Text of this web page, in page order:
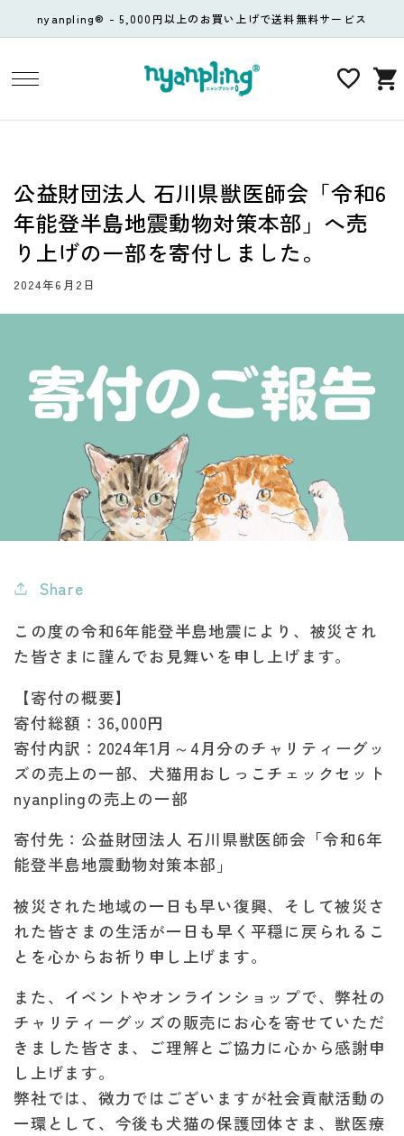
ンツに
進む
nyanpling® - 5,000円以上のお買い上げで送料無料サービス
ー
公益財団法人 石川県獣医師会「令和6
年能登半島地震動物対策本部」へ売
り上げの一部を寄付しました。
2024年6月2日
Share
この度の令和6年能登半島地震により、被災され
た皆さまに謹んでお見舞いを申し上げます。
【寄付の概要】
寄付総額：36,000円
寄付内訳： 2024年1月～4月分のチャリティーグッ
ズの売上の一部、犬猫用おしっこチェックセット
nyanplingの売上の一部
寄付先：公益財団法人 石川県獣医師会「令和6年
能登半島地震動物対策本部」
被災された地域の一日も早い復興、そして被災さ
れた皆さまの生活が一日も早く平穏に戻られるこ
とを心からお祈り申し上げます。
また、イベントやオンラインショップで、弊社の
チャリティーグッズの販売にお心を寄せていただ
きました皆さま、ご理解とご協力に心から感謝申
し上げます。
弊社では、微力ではございますが社会貢献活動の
一環として、今後も犬猫の保護団体さま、獣医療